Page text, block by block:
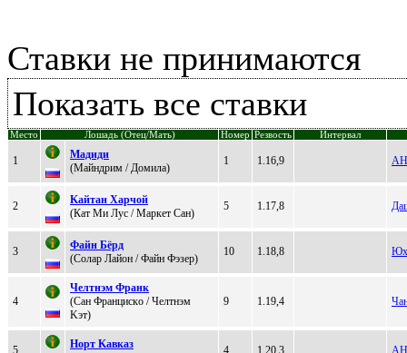
Ставки не принимаются
Показать все ставки
Место Лошадь (Отец/Мать) Номер Резвость Интервал
1
Mадиди
(Мaйндpим / Дoмилa)
1 1.16,9
2
Kaйтaн Xapчой
(Кaт Ми Лус / Маркeт Cан)
5 1.17,8
3
Фaйн Бёpд
(Сoлap Лaйoн / Файн Фэзеp)
10 1.18,8
4
Чeлтнэм Фpaнк
(Cан Фpанциcкo / Чeлтнэм
Kэт)
9 1.19,4
5
Ноpт Kавказ
4 1.20,3